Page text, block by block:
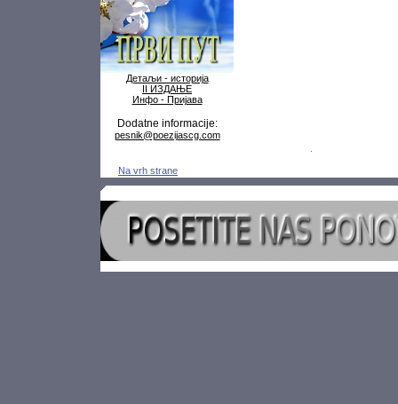
Детаљи - историја
II ИЗДАЊЕ
Инфо - Пријава
Dodatne informacije:
pesnik@poezijascg.com
Na vrh strane